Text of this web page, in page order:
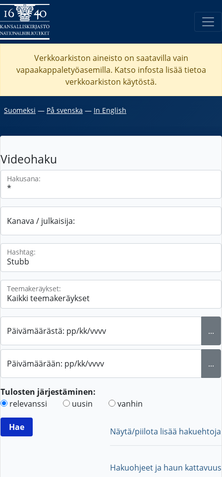
Verkkoarkiston aineisto on saatavilla vain
vapaakappaletyöasemilla. Katso infosta lisää tietoa
verkkoarkiston käytöstä.
Suomeksi ― På svenska ― In English
Videohaku
Hakusana:
Kanava / julkaisija:
Hashtag:
Teemakeräykset:
Päivämäärästä: pp/kk/vvvv ...
Päivämäärään: pp/kk/vvvv ...
Tulosten järjestäminen:
relevanssi
uusin vanhin
Näytä/piilota lisää hakuehtoja
Hakuohjeet ja haun kattavuus